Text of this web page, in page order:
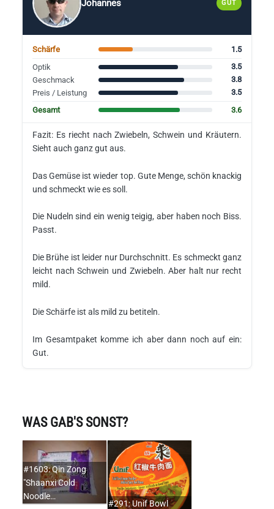
Johannes GUT
Schärfe
1.5
Optik
3.5
Geschmack
3.8
Preis / Leistung
3.5
Gesamt
3.6
Fazit: Es riecht nach Zwiebeln, Schwein und Kräutern.
Sieht auch ganz gut aus.
Das Gemüse ist wieder top. Gute Menge, schön knackig
und schmeckt wie es soll.
Die Nudeln sind ein wenig teigig, aber haben noch Biss.
Passt.
Die Brühe ist leider nur Durchschnitt. Es schmeckt ganz
leicht nach Schwein und Zwiebeln. Aber halt nur recht
mild.
Die Schärfe ist als mild zu betiteln.
Im Gesamtpaket komme ich aber dann noch auf ein:
Gut.
WAS GAB'S SONST?
#1603: Qin Zong
"Shaanxi Cold
Noodle…
#291: Unif Bowl